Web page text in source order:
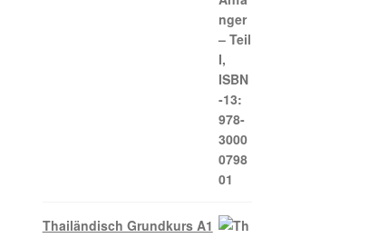
Thailändisch Grundkurs A1